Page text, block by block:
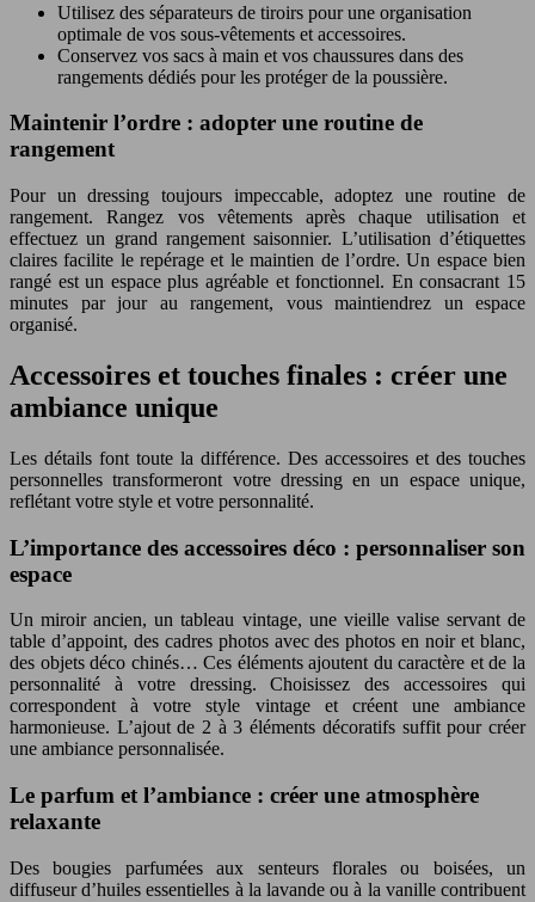
Utilisez des séparateurs de tiroirs pour une organisation
optimale de vos sous-vêtements et accessoires.
Conservez vos sacs à main et vos chaussures dans des
rangements dédiés pour les protéger de la poussière.
Maintenir l’ordre : adopter une routine de
rangement
Pour un dressing toujours impeccable, adoptez une routine de
rangement. Rangez vos vêtements après chaque utilisation et
effectuez un grand rangement saisonnier. L’utilisation d’étiquettes
claires facilite le repérage et le maintien de l’ordre. Un espace bien
rangé est un espace plus agréable et fonctionnel. En consacrant 15
minutes par jour au rangement, vous maintiendrez un espace
organisé.
Accessoires et touches finales : créer une
ambiance unique
Les détails font toute la différence. Des accessoires et des touches
personnelles transformeront votre dressing en un espace unique,
reflétant votre style et votre personnalité.
L’importance des accessoires déco : personnaliser son
espace
Un miroir ancien, un tableau vintage, une vieille valise servant de
table d’appoint, des cadres photos avec des photos en noir et blanc,
des objets déco chinés… Ces éléments ajoutent du caractère et de la
personnalité à votre dressing. Choisissez des accessoires qui
correspondent à votre style vintage et créent une ambiance
harmonieuse. L’ajout de 2 à 3 éléments décoratifs suffit pour créer
une ambiance personnalisée.
Le parfum et l’ambiance : créer une atmosphère
relaxante
Des bougies parfumées aux senteurs florales ou boisées, un
diffuseur d’huiles essentielles à la lavande ou à la vanille contribuent